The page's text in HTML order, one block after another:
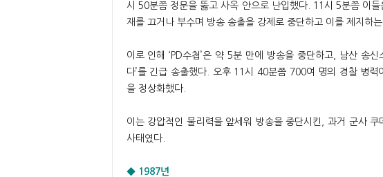
시 50분쯤 정문을 뚫고 사옥 안으로 난입했다. 11시 5분쯤 이
재를 끄거나 부수며 방송 송출을 강제로 중단하고 이를 제지하
이로 인해 ‘PD수첩’은 약 5분 만에 방송을 중단하고, 남산 송
다’를 긴급 송출했다. 오후 11시 40분쯤 700여 명의 경찰 병
을 정상화했다.
이는 강압적인 물리력을 앞세워 방송을 중단시킨, 과거 군사
사태였다.
◆ 1987년